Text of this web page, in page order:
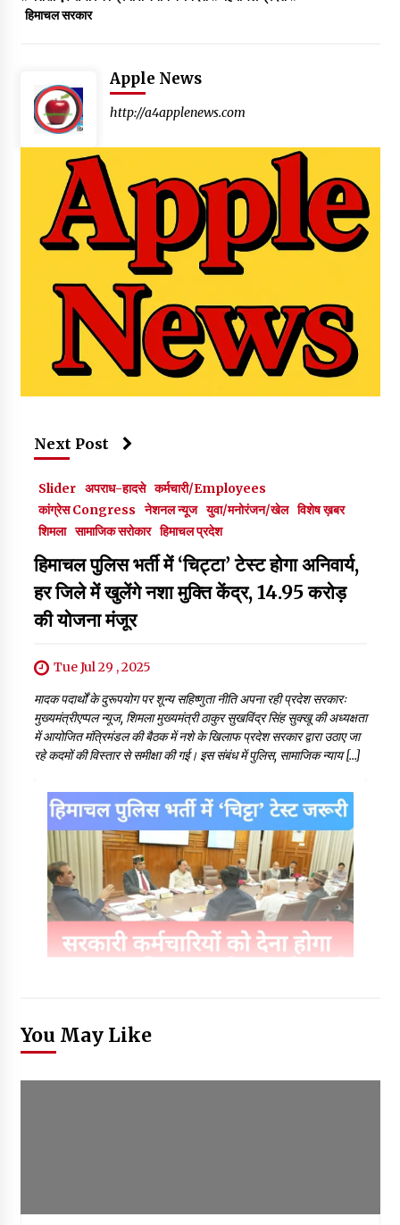
हिमाचल सरकार
Apple News
http://a4applenews.com
Next Post
Slider अपराध-हादसे कर्मचारी/Employees
कांग्रेस Congress नेशनल न्यूज युवा/मनोरंजन/खेल विशेष ख़बर
शिमला सामाजिक सरोकार हिमाचल प्रदेश
हिमाचल पुलिस भर्ती में ‘चिट्टा’ टेस्ट होगा अनिवार्य,
हर जिले में खुलेंगे नशा मुक्ति केंद्र, 14.95 करोड़
की योजना मंजूर
Tue Jul 29 , 2025
मादक पदार्थों के दुरूपयोग पर शून्य सहिष्णुता नीति अपना रही प्रदेश सरकारः
मुख्यमंत्रीएप्पल न्यूज, शिमला मुख्यमंत्री ठाकुर सुखविंद्र सिंह सुक्खू की अध्यक्षता
में आयोजित मंत्रिमंडल की बैठक में नशे के खिलाफ प्रदेश सरकार द्वारा उठाए जा
रहे कदमों की विस्तार से समीक्षा की गई। इस संबंध में पुलिस, सामाजिक न्याय […]
You May Like